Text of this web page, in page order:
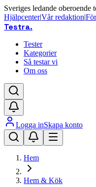
Sveriges ledande oberoende
Hjälpcenter|Vår redaktion|
Testra.
Tester
Kategorier
Så testar vi
Om oss
Logga inSkapa konto
Hem
Hem & Kök